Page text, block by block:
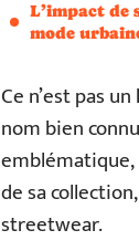
L’impact de
mode
Ce n’est pas
nom bien
emblématique,
de sa
streetwear.